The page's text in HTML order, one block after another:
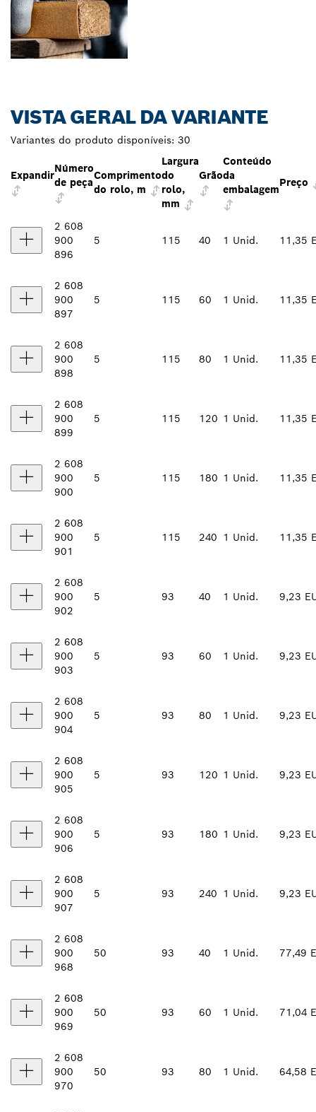
VISTA GERAL DA VARIANTE
Variantes do produto disponíveis: 30
Expandir
Número
de peça
Comprimento
do rolo, m
Largura
do
rolo,
mm
Grão
Conteúdo
da
embalagem
Preço
2 608
900
896
5 115 40 1 Unid. 11,35
2 608
900
897
5 115 60 1 Unid. 11,35
2 608
900
898
5 115 80 1 Unid. 11,35
2 608
900
899
5 115 120 1 Unid. 11,35
2 608
900
900
5 115 180 1 Unid. 11,35
2 608
900
901
5 115 240 1 Unid. 11,35
2 608
900
902
5 93 40 1 Unid. 9,23
2 608
900
903
5 93 60 1 Unid. 9,23
2 608
900
904
5 93 80 1 Unid. 9,23
2 608
900
905
5 93 120 1 Unid. 9,23
2 608
900
906
5 93 180 1 Unid. 9,23
2 608
900
907
5 93 240 1 Unid. 9,23
2 608
900
968
50 93 40 1 Unid. 77,49
2 608
900
969
50 93 60 1 Unid. 71,04
2 608
900
970
50 93 80 1 Unid. 64,58